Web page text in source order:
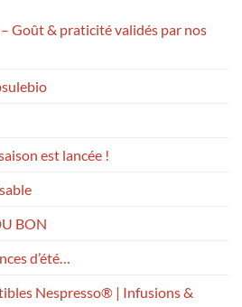
Goût & praticité validés par nos
est lancée !
BON
d’été…
Nespresso® | Infusions &